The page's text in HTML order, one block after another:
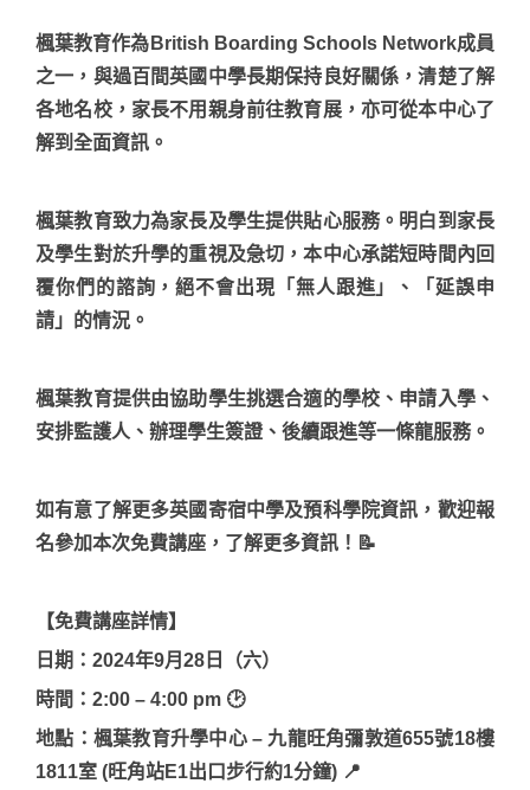
楓葉教育作為British Boarding Schools Network成員
之一，與過百間英國中學長期保持良好關係，清楚了解
各地名校，家長不用親身前往教育展，亦可從本中心了
解到全面資訊。
楓葉教育致力為家長及學生提供貼心服務。明白到家長
及學生對於升學的重視及急切，本中心承諾短時間內回
覆你們的諮詢，絕不會出現「無人跟進」、「延誤申
請」的情況。
楓葉教育提供由協助學生挑選合適的學校、申請入學、
安排監護人、辦理學生簽證、後續跟進等一條龍服務。
如有意了解更多英國寄宿中學及預科學院資訊，歡迎報
名參加本次免費講座，了解更多資訊！📝
【免費講座詳情】
日期：2024年9月28日（六）
時間：2:00 – 4:00 pm 🕑
地點：楓葉教育升學中心 – 九龍旺角彌敦道655號18樓
1811室 (旺角站E1出口步行約1分鐘) 📍